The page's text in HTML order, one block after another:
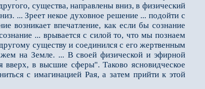
существа, направлены вниз, в физический
... Зреет некое духовное решение ... подойти с
возникает впечатление, как если бы сознание
... врывается с силой то, что мы по­знаем
существу и соединился с его жертвенным
на Земле. ... В своей физической и эфирной
вверх, в высшие сферы". Таково ясновидческое
с имагинацией Рая, а затем прийти к этой